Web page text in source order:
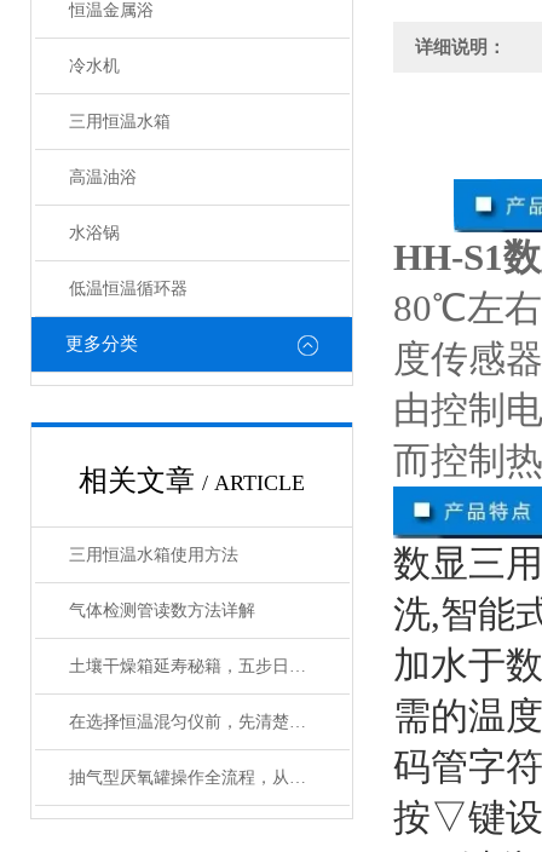
恒温金属浴
冷水机
三用恒温水箱
高温油浴
水浴锅
低温恒温循环器
更多分类
相关文章 / ARTICLE
三用恒温水箱使用方法
气体检测管读数方法详解
土壤干燥箱延寿秘籍，五步日常养护法让实验数据更精准
在选择恒温混匀仪前，先清楚实验的需求
抽气型厌氧罐操作全流程，从设备准备到微生物培养的标准化指南
详细说明：
HH-S1
80℃左
度传感
由控制
而控制
数显三
洗,智能
加水于
需的温
码管字
按▽键